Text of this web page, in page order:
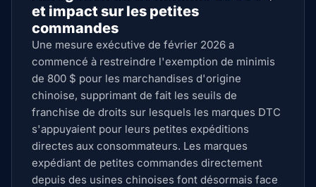
et impact sur les petites
commandes
Une mesure exécutive de février 2026 a
commencé à restreindre l'exemption de minimis
de 800 $ pour les marchandises d'origine
chinoise, supprimant de fait les seuils de
franchise de droits sur lesquels les marques DTC
s'appuyaient pour leurs petites expéditions
directes aux consommateurs. Les marques
expédiant de petites commandes directement
depuis des usines chinoises font désormais face